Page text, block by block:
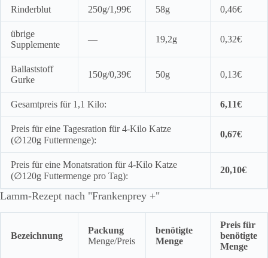
Rinderblut 250g/1,99€ 58g 0,46€
übrige
Supplemente
— 19,2g 0,32€
Ballaststoff
Gurke
150g/0,39€ 50g 0,13€
Gesamtpreis für 1,1 Kilo: 6,11€
Preis für eine Tagesration für 4-Kilo Katze
(∅120g Futtermenge):
0,67€
Preis für eine Monatsration für 4-Kilo Katze
(∅120g Futtermenge pro Tag):
20,10€
Lamm-Rezept nach "Frankenprey +"
Bezeichnung
Packung
Menge/Preis
benötigte
Menge
Preis für
benötigte
Menge